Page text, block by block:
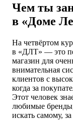
Чем ты
в «Доме
На четвёртом
в «ДЛТ» — это
магазин для
внимательная
клиентов с
когда за
Этот человек
любимые
искать самому,